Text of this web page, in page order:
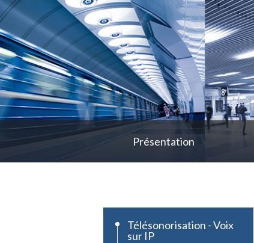
Présentation
Télésonorisation - Voix
sur IP